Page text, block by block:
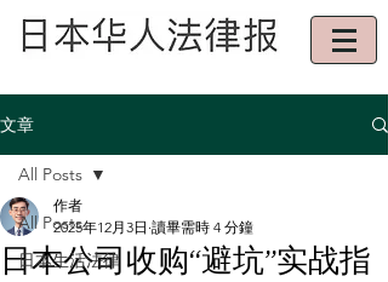
文章
All Posts
日本生活法律
All Posts
日本公司收购“避坑”实战指
作者
2025年12月3日 讀畢需時 4 分鐘